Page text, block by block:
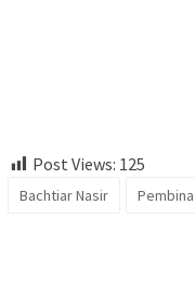
Post Views: 125
Bachtiar Nasir